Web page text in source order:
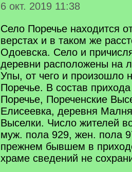
6 окт. 2019 11:38
Село Поречье находится
верстах и в таком же
Одоевска. Село и
деревни расположены на
Упы, от чего и произошло
Поречье. В состав
Поречье, Пореченские
Елисеевка, деревня
Выселки. Число жителей
муж. пола 929, жен. пола
прежнем бывшем в
храме сведений не